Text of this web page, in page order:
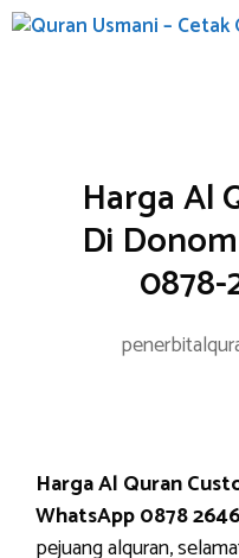
Skip
Harga Al
Di
Harga Al Quran
WhatsApp 0878
pejuang alquran,